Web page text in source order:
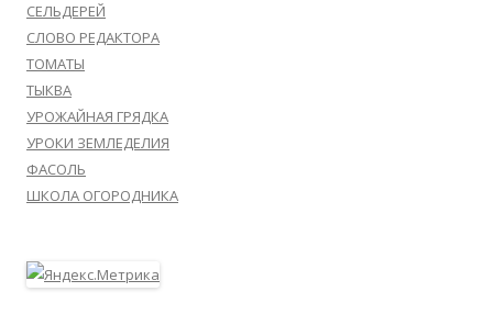
СЕЛЬДЕРЕЙ
СЛОВО РЕДАКТОРА
ТОМАТЫ
ТЫКВА
УРОЖАЙНАЯ ГРЯДКА
УРОКИ ЗЕМЛЕДЕЛИЯ
ФАСОЛЬ
ШКОЛА ОГОРОДНИКА